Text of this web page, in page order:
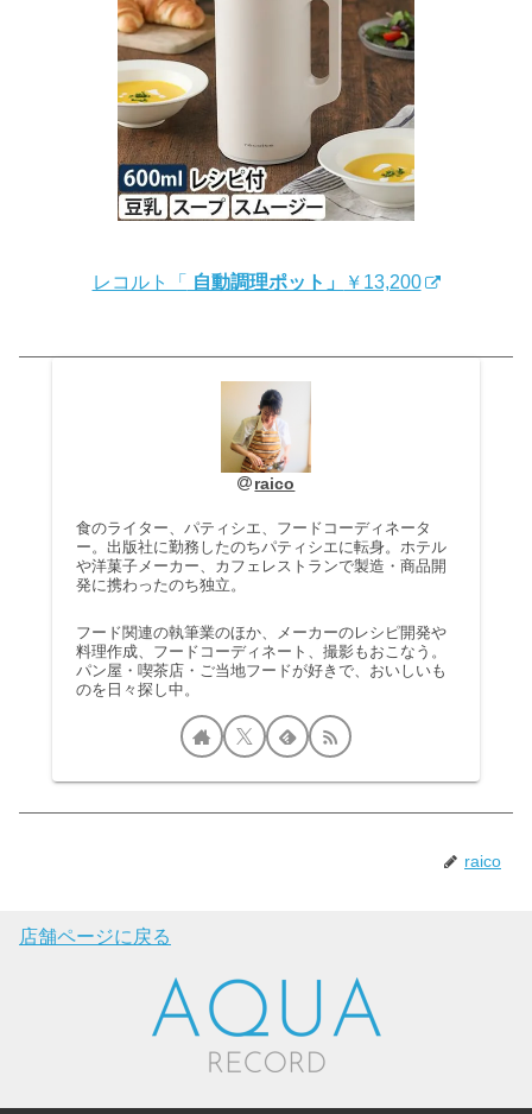
レコルト「 自動調理ポット」 ￥13,200
raico
食のライター、パティシエ、フードコーディネータ
ー。出版社に勤務したのちパティシエに転身。ホテル
や洋菓子メーカー、カフェレストランで製造・商品開
発に携わったのち独立。
フード関連の執筆業のほか、メーカーのレシピ開発や
料理作成、フードコーディネート、撮影もおこなう。
パン屋・喫茶店・ご当地フードが好きで、おいしいも
のを日々探し中。
raico
店舗ページに戻る